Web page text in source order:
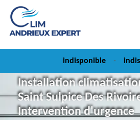
indisponible -
Installation
Saint Sulpice Des
Intervention d'urgence